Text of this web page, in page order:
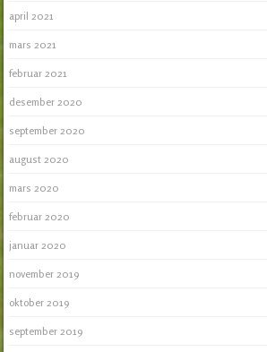
april 2021
mars 2021
februar 2021
desember 2020
september 2020
august 2020
mars 2020
februar 2020
januar 2020
november 2019
oktober 2019
september 2019